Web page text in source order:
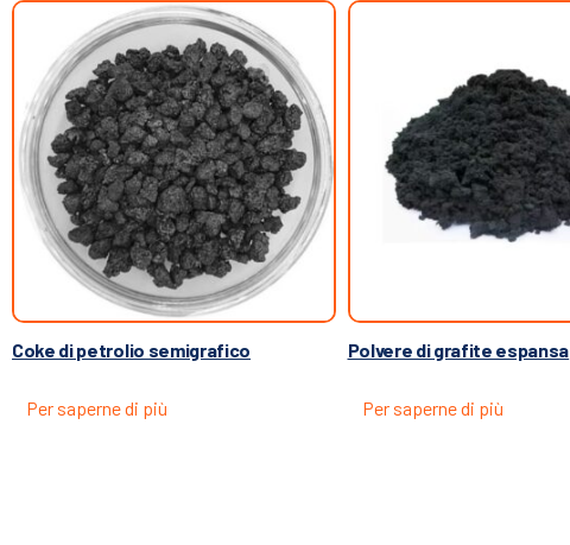
Coke di petrolio semigrafico
Per saperne di più
Polvere di grafite espansa
Per saperne di più